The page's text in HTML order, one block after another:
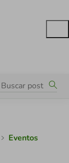
Eventos